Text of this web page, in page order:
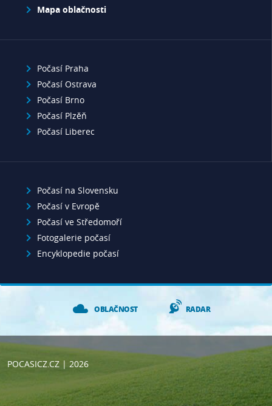
Mapa oblačnosti
Počasí Praha
Počasí Ostrava
Počasí Brno
Počasí Plzěň
Počasí Liberec
Počasí na Slovensku
Počasí v Evropě
Počasí ve Středomoří
Fotogalerie počasí
Encyklopedie počasí
OBLAČNOST RADAR
POCASICZ.CZ| 2026